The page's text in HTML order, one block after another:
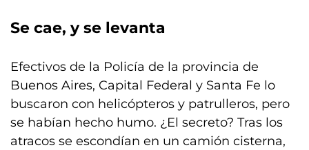
Se cae, y se levanta
Efectivos de la Policía de la provincia de
Buenos Aires, Capital Federal y Santa Fe lo
buscaron con helicópteros y patrulleros, pero
se habían hecho humo. ¿El secreto? Tras los
atracos se escondían en un camión cisterna,